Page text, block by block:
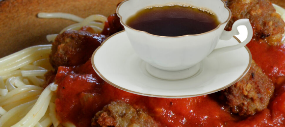
Kviss
Podden
Anmäl till språkpolisen
Föreslå nyord
Annonsera